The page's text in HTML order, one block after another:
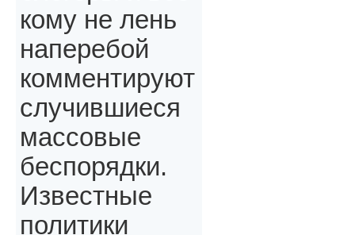
кому не лень
наперебой
комментируют
случившиеся
массовые
беспорядки.
Известные
политики